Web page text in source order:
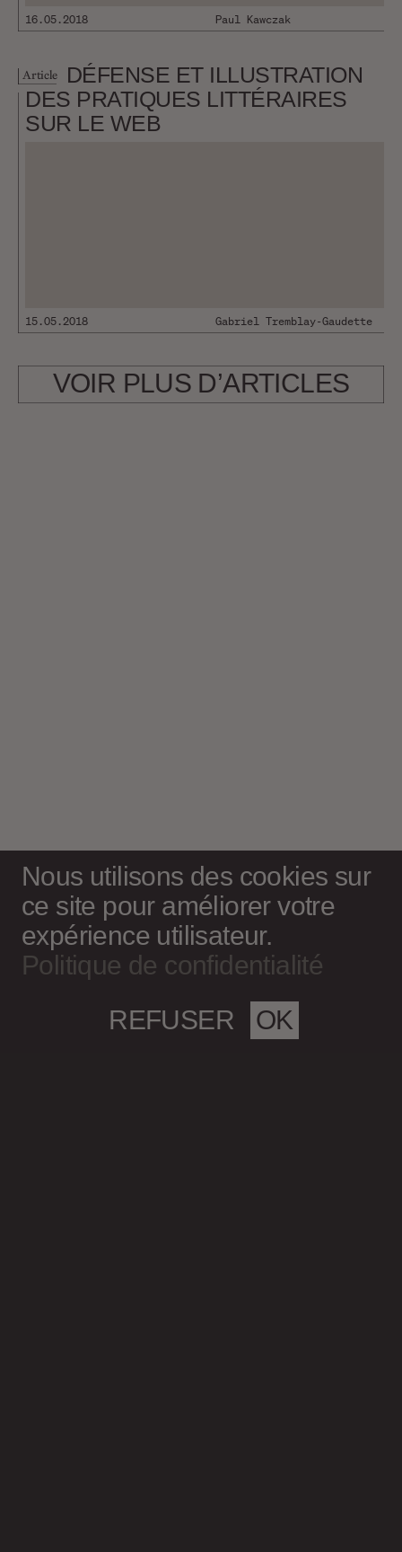
16.05.2018 Paul Kawczak
Article
DÉFENSE ET ILLUSTRATION
DES PRATIQUES LITTÉRAIRES
SUR LE WEB
15.05.2018 Gabriel Tremblay-Gaudette
VOIR PLUS D’ARTICLES
Nous utilisons des cookies sur
ce site pour améliorer votre
expérience utilisateur.
Politique de confidentialité
OK
REFUSER